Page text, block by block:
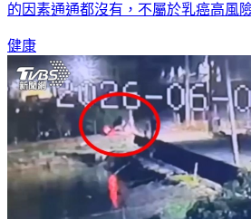
的因素通通都沒有，不屬於乳癌高風
健康